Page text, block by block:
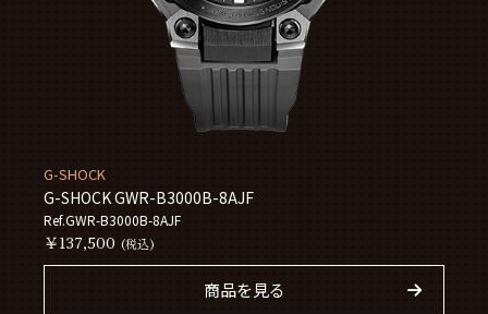
G-SHOCK
G-SHOCK GWR-B3000B-8AJF
Ref.GWR-B3000B-8AJF
￥137,500 (税込)
商品を見る